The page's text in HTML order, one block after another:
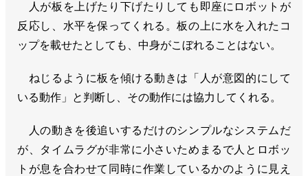
人が板を上げたり下げたりしても即座にロボットが
反応し、水平を保ってくれる。板の上に水を入れたコ
ップを載せたとしても、中身がこぼれることはない。
ねじるように板を傾ける動きは「人が意図的にして
いる動作」と判断し、その動作には協力してくれる。
人の動きを後追いするだけのシンプルなシステムだ
が、タイムラグが非常に小さいためまるで人とロボッ
トが息を合わせて同時に作業しているかのように見え